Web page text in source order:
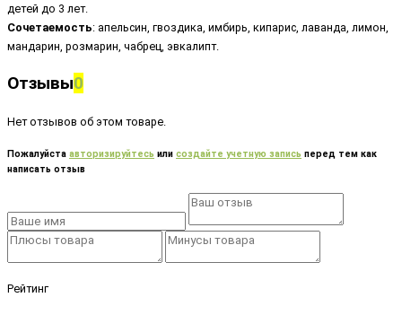
детей до 3 лет.
Сочетаемость: апельсин, гвоздика, имбирь, кипарис, лаванда, лимон,
мандарин, розмарин, чабрец, эвкалипт.
Отзывы0
Нет отзывов об этом товаре.
Пожалуйста авторизируйтесь или создайте учетную запись перед тем как
написать отзыв
Рейтинг